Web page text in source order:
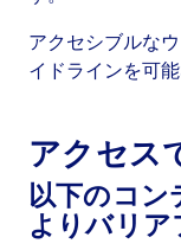
アクセシブルな
イドラインを可
アクセス
以下のコ
よりバリア